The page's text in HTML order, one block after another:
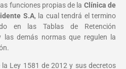
funciones propias de la Clínica de
S.A, la cual tendrá el termino
en las Tablas de Retención
las demás normas que regulen la
Ley 1581 de 2012 y sus decretos